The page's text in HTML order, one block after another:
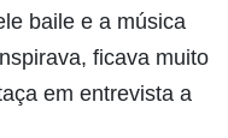
baile e a música
ficava muito
em entrevista a